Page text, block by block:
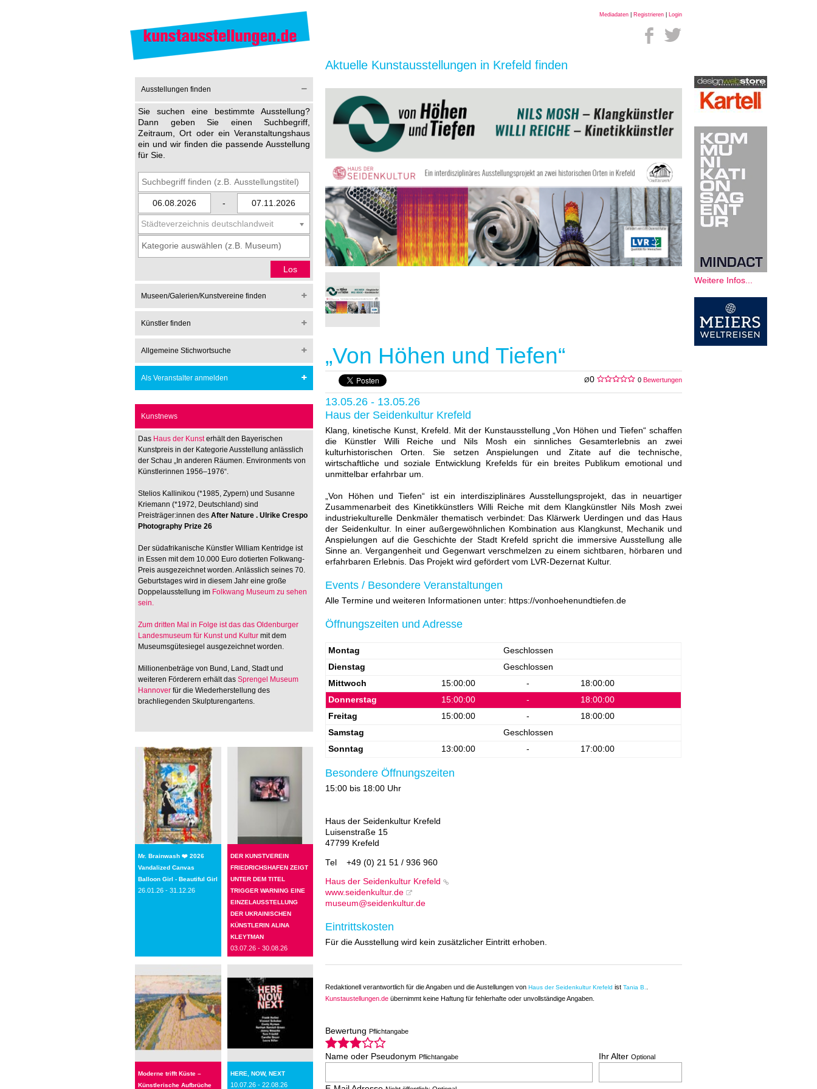
Weitere Infos...
Mediadaten| Registrieren| Login
Aktuelle Kunstausstellungen in Krefeld finden
Ausstellungen finden
Sie suchen eine bestimmte Ausstellung?
Dann geben Sie einen Suchbegriff,
Zeitraum, Ort oder ein Veranstaltungshaus
ein und wir finden die passende Ausstellung
für Sie.
-
Städteverzeichnis deutschlandweit
Museen/Galerien/Kunstvereine finden
Künstler finden
Allgemeine Stichwortsuche
Als Veranstalter anmelden
Kunstnews
Das Haus der Kunsterhält den Bayerischen
Kunstpreis in der Kategorie Ausstellung anlässlich
der Schau „In anderen Räumen. Environments von
Künstlerinnen 1956–1976“.
Stelios Kallinikou (*1985, Zypern) und Susanne
Kriemann (*1972, Deutschland) sind
Preisträger:innen des After Nature . Ulrike Crespo
Photography Prize 26
Der südafrikanische Künstler William Kentridge ist
in Essen mit dem 10.000 Euro dotierten Folkwang-
Preis ausgezeichnet worden. Anlässlich seines 70.
Geburtstages wird in diesem Jahr eine große
Doppelausstellung im Folkwang Museum zu sehen
sein.
Zum dritten Mal in Folge ist das das Oldenburger
Landesmuseum für Kunst und Kultur mit dem
Museumsgütesiegel ausgezeichnet worden.
Millionenbeträge von Bund, Land, Stadt und
weiteren Förderern erhält das Sprengel Museum
Hannover für die Wiederherstellung des
brachliegenden Skulpturengartens.
Mr. Brainwash ❤️ 2026
Vandalized Canvas
Balloon Girl - Beautiful Girl
26.01.26 - 31.12.26
DER KUNSTVEREIN
FRIEDRICHSHAFEN ZEIGT
UNTER DEM TITEL
TRIGGER WARNING EINE
EINZELAUSSTELLUNG
DER UKRAINISCHEN
KÜNSTLERIN ALINA
KLEYTMAN
03.07.26 - 30.08.26
Moderne trifft Küste –
Künstlerische Aufbrüche
HERE, NOW, NEXT
10.07.26 - 22.08.26
„Von Höhen und Tiefen“
Ø0 0Bewertungen
13.05.26 - 13.05.26
Haus der Seidenkultur Krefeld
Klang, kinetische Kunst, Krefeld. Mit der Kunstausstellung „Von Höhen und Tiefen“ schaffen
die Künstler Willi Reiche und Nils Mosh ein sinnliches Gesamterlebnis an zwei
kulturhistorischen Orten. Sie setzen Anspielungen und Zitate auf die technische,
wirtschaftliche und soziale Entwicklung Krefelds für ein breites Publikum emotional und
unmittelbar erfahrbar um.
„Von Höhen und Tiefen“ ist ein interdisziplinäres Ausstellungsprojekt, das in neuartiger
Zusammenarbeit des Kinetikkünstlers Willi Reiche mit dem Klangkünstler Nils Mosh zwei
industriekulturelle Denkmäler thematisch verbindet: Das Klärwerk Uerdingen und das Haus
der Seidenkultur. In einer außergewöhnlichen Kombination aus Klangkunst, Mechanik und
Anspielungen auf die Geschichte der Stadt Krefeld spricht die immersive Ausstellung alle
Sinne an. Vergangenheit und Gegenwart verschmelzen zu einem sichtbaren, hörbaren und
erfahrbaren Erlebnis. Das Projekt wird gefördert vom LVR-Dezernat Kultur.
Events / Besondere Veranstaltungen
Alle Termine und weiteren Informationen unter: https://vonhoehenundtiefen.de
Öffnungszeiten und Adresse
Montag
Geschlossen
Dienstag
Geschlossen
Mittwoch
15:00:00 -
18:00:00
Donnerstag
15:00:00 -
18:00:00
Freitag
15:00:00 -
18:00:00
Samstag
Geschlossen
Sonntag
13:00:00 - 17:00:00
Besondere Öffnungszeiten
15:00 bis 18:00 Uhr
Haus der Seidenkultur Krefeld
Luisenstraße 15
47799 Krefeld
Tel +49 (0) 21 51 / 936 960
Haus der Seidenkultur Krefeld
www.seidenkultur.de
museum@seidenkultur.de
Eintrittskosten
Für die Ausstellung wird kein zusätzlicher Eintritt erhoben.
Redaktionell verantwortlich für die Angaben und die Austellungen vonHaus der Seidenkultur Krefeld istTania B.
Kunstaustellungen.de übernimmt keine Haftung für fehlerhafte oder unvollständige Angaben.
BewertungPflichtangabe
Name oder PseudonymPflichtangabe Ihr AlterOptional